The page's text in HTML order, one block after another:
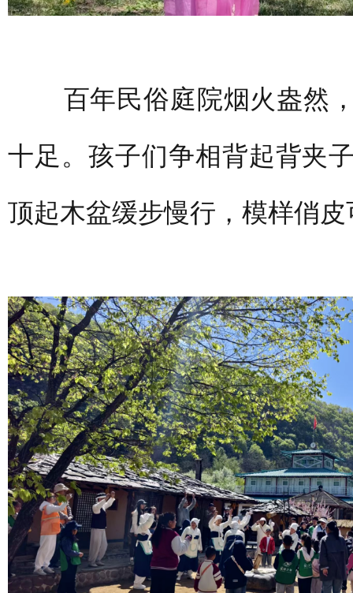
百年民俗庭院烟火盎然，
十足。孩子们争相背起背夹
顶起木盆缓步慢行，模样俏皮